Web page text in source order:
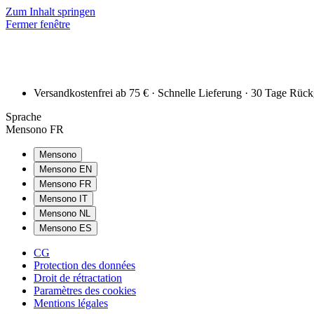
Zum Inhalt springen
Fermer fenêtre
Versandkostenfrei ab 75 € · Schnelle Lieferung · 30 Tage
Sprache
Mensono FR
Mensono
Mensono EN
Mensono FR
Mensono IT
Mensono NL
Mensono ES
CG
Protection des données
Droit de rétractation
Paramètres des cookies
Mentions légales